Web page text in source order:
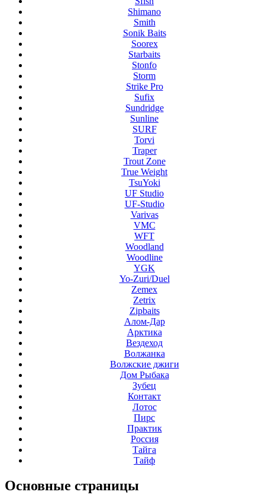
Shimano
Smith
Sonik Baits
Soorex
Starbaits
Stonfo
Storm
Strike Pro
Sufix
Sundridge
Sunline
SURF
Torvi
Traper
Trout Zone
True Weight
TsuYoki
UF Studio
UF-Studio
Varivas
VMC
WFT
Woodland
Woodline
YGK
Yo-Zuri/Duel
Zemex
Zetrix
Zipbaits
Алом-Дар
Арктика
Вездеход
Волжанка
Волжские джиги
Дом Рыбака
Зубец
Контакт
Лотос
Пирс
Практик
Россия
Тайга
Тайф
Основные страницы